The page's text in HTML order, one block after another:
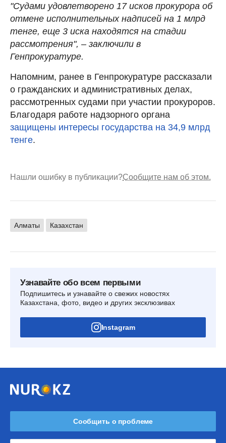
"Судами удовлетворено 17 исков прокурора об
отмене исполнительных надписей на 1 млрд
тенге, еще 3 иска находятся на стадии
рассмотрения", – заключили в
Генпрокуратуре.
Напомним, ранее в Генпрокуратуре рассказали
о гражданских и административных делах,
рассмотренных судами при участии прокуроров.
Благодаря работе надзорного органа
защищены интересы государства на 34,9 млрд
тенге.
Нашли ошибку в публикации?Сообщите нам об этом.
Алматы Казахстан
Узнавайте обо всем первыми
Подпишитесь и узнавайте о свежих новостях
Казахстана, фото, видео и других эксклюзивах
Instagram
Сообщить о проблеме